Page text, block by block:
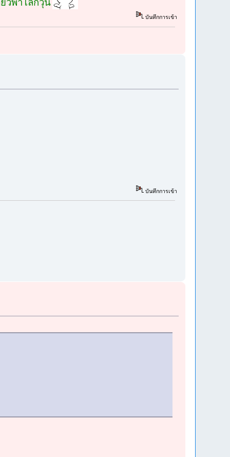
วพาโลกวุ่น
บันทึกการเข้า
บันทึกการเข้า